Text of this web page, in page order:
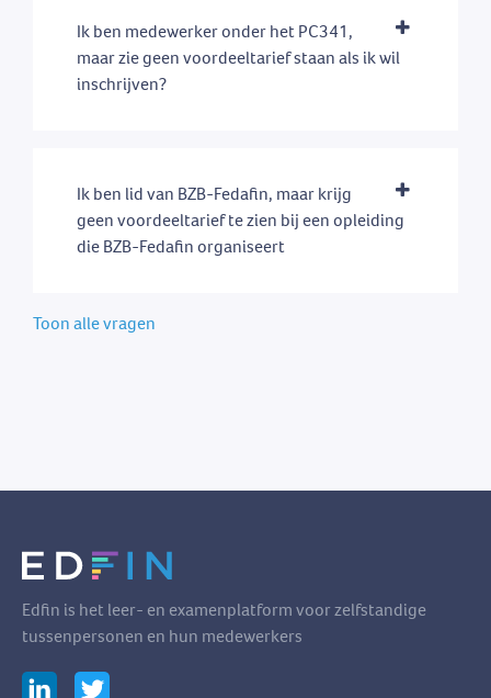
Ik ben medewerker onder het PC341,
maar zie geen voordeeltarief staan als ik wil
inschrijven?
Ik ben lid van BZB-Fedafin, maar krijg
geen voordeeltarief te zien bij een opleiding
die BZB-Fedafin organiseert
Toon alle vragen
Edfin is het leer- en examenplatform voor zelfstandige
tussenpersonen en hun medewerkers